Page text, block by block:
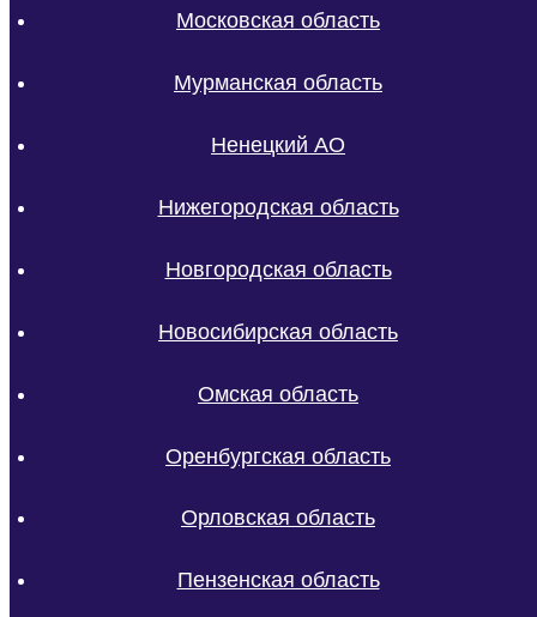
Московская область
Мурманская область
Ненецкий АО
Нижегородская область
Новгородская область
Новосибирская область
Омская область
Оренбургская область
Орловская область
Пензенская область